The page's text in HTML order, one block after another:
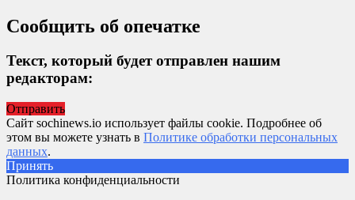
Сообщить об опечатке
Текст, который будет отправлен нашим
редакторам:
Отправить
Сайт sochinews.io использует файлы cookie. Подробнее об
этом вы можете узнать в Политике обработки персональных
данных.
Принять
Политика конфиденциальности